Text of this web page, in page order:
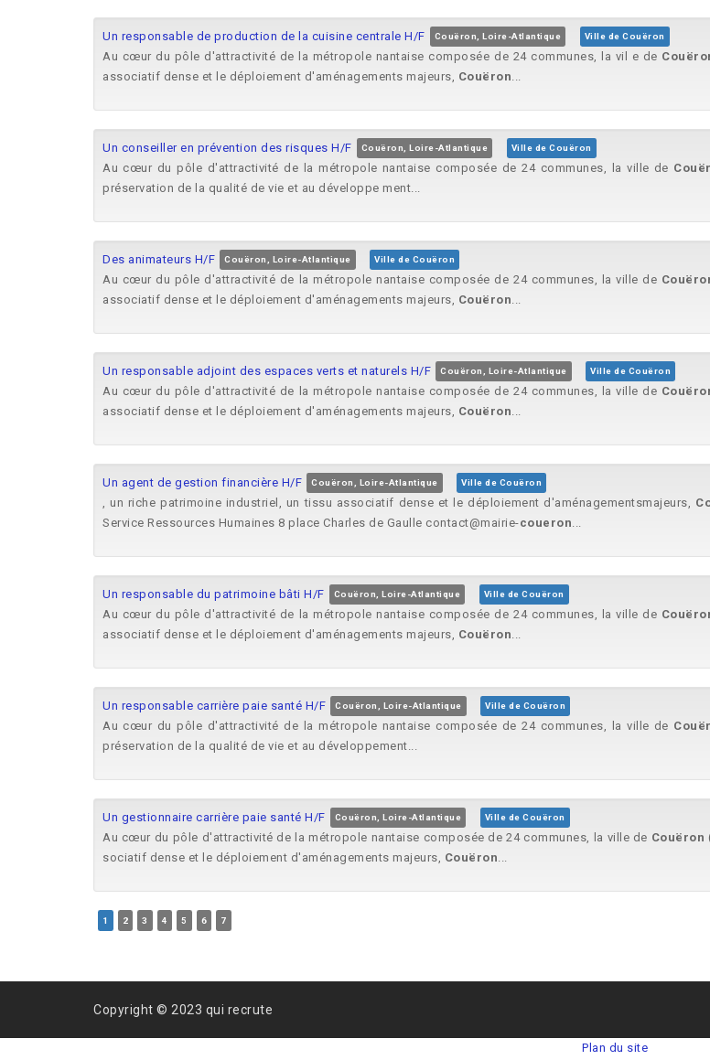
Un responsable de production de la cuisine centrale H/F Couëron, Loire-Atlantique Ville de Couëron
Au cœur du pôle d'attractivité de la métropole nantaise composée de 24 communes, la vil e de
associatif dense et le déploiement d'aménagements majeurs, Couëron...
Un conseiller en prévention des risques H/F Couëron, Loire-Atlantique Ville de Couëron
Au cœur du pôle d'attractivité de la métropole nantaise composée de 24 communes, la ville de
préservation de la qualité de vie et au développe ment...
Des animateurs H/F Couëron, Loire-Atlantique Ville de Couëron
Au cœur du pôle d'attractivité de la métropole nantaise composée de 24 communes, la ville de
associatif dense et le déploiement d'aménagements majeurs, Couëron...
Un responsable adjoint des espaces verts et naturels H/F Couëron, Loire-Atlantique Ville de Couëron
Au cœur du pôle d'attractivité de la métropole nantaise composée de 24 communes, la ville de
associatif dense et le déploiement d'aménagements majeurs, Couëron...
Un agent de gestion financière H/F Couëron, Loire-Atlantique Ville de Couëron
, un riche patrimoine industriel, un tissu associatif dense et le déploiement d'aménagementsmajeurs,
Service Ressources Humaines 8 place Charles de Gaulle contact@mairie-coueron...
Un responsable du patrimoine bâti H/F Couëron, Loire-Atlantique Ville de Couëron
Au cœur du pôle d'attractivité de la métropole nantaise composée de 24 communes, la ville de
associatif dense et le déploiement d'aménagements majeurs, Couëron...
Un responsable carrière paie santé H/F Couëron, Loire-Atlantique Ville de Couëron
Au cœur du pôle d'attractivité de la métropole nantaise composée de 24 communes, la ville de
préservation de la qualité de vie et au développement...
Un gestionnaire carrière paie santé H/F Couëron, Loire-Atlantique Ville de Couëron
Au cœur du pôle d'attractivité de la métropole nantaise composée de 24 communes, la ville de Couëron
sociatif dense et le déploiement d'aménagements majeurs, Couëron...
1 2 3 4 5 6 7
Copyright © 2023 qui recrute
Plan du site